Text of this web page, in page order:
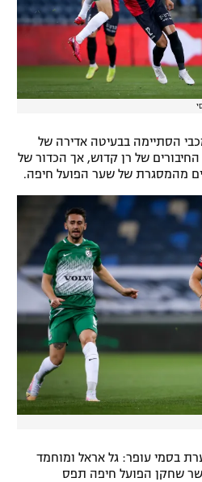
הסתיימה בבעיטה אדירה של
של רן קדוש, אך הכדור של
מהמסגרת של שער הפועל חיפה.
בסמי עופר: גל אראל ומוחמד
שחקן הפועל חיפה תפס